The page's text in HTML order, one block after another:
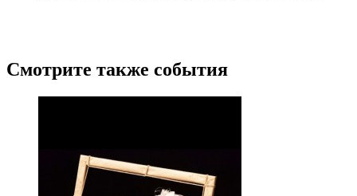
Смотрите также события